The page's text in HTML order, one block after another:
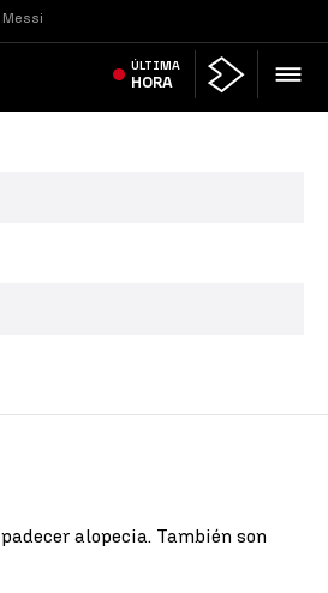
Messi
ÚLTIMA
HORA
alopecia. También son